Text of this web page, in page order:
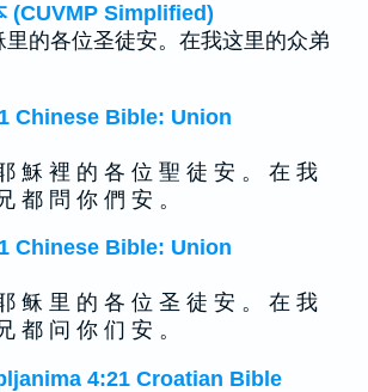
(CUVMP Simplified)
的各位圣徒安。在我这里的众弟
Chinese Bible: Union
穌 裡 的 各 位 聖 徒 安 。 在 我
都 問 你 們 安 。
Chinese Bible: Union
稣 里 的 各 位 圣 徒 安 。 在 我
都 问 你 们 安 。
4:21 Croatian Bible